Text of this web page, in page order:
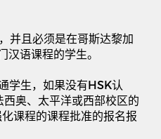
并且必须是在哥斯达黎加
汉语课程的学生。
学生，如果没有HSK认
西奥、太平洋或西部校区的
课程的课程批准的报名报